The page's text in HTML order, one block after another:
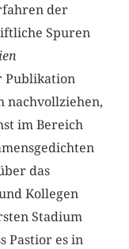
der
Spuren
Publikation
nachvollziehen,
im Bereich
das
Kollegen
Stadium
Pastior es in